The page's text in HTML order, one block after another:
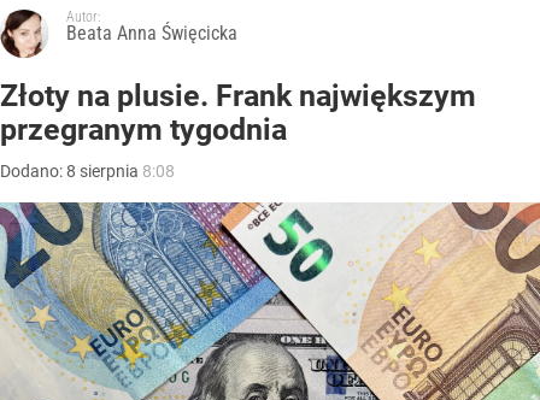
Autor:
Beata Anna Święcicka
Złoty na plusie. Frank największym
przegranym tygodnia
Dodano:8 sierpnia 8:08